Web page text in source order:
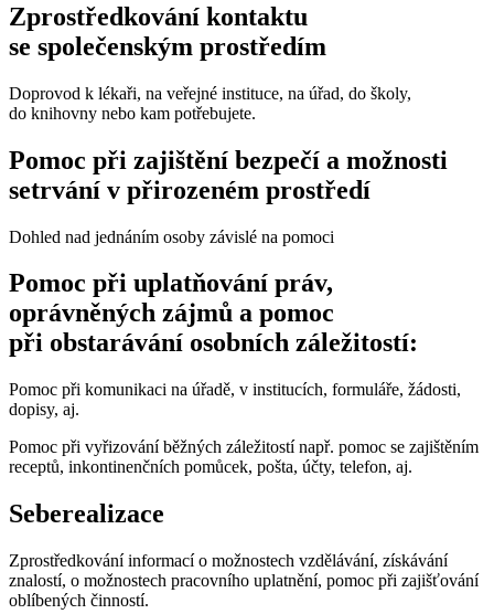
Zprostředkování kontaktu
se společenským prostředím
Doprovod k lékaři, na veřejné instituce, na úřad, do školy,
do knihovny nebo kam potřebujete.
Pomoc při zajištění bezpečí a možnosti
setrvání v přirozeném prostředí
Dohled nad jednáním osoby závislé na pomoci
Pomoc při uplatňování práv,
oprávněných zájmů a pomoc
při obstarávání osobních záležitostí:
Pomoc při komunikaci na úřadě, v institucích, formuláře, žádosti,
dopisy, aj.
Pomoc při vyřizování běžných záležitostí např. pomoc se zajištěním
receptů, inkontinenčních pomůcek, pošta, účty, telefon, aj.
Seberealizace
Zprostředkování informací o možnostech vzdělávání, získávání
znalostí, o možnostech pracovního uplatnění, pomoc při zajišťování
oblíbených činností.